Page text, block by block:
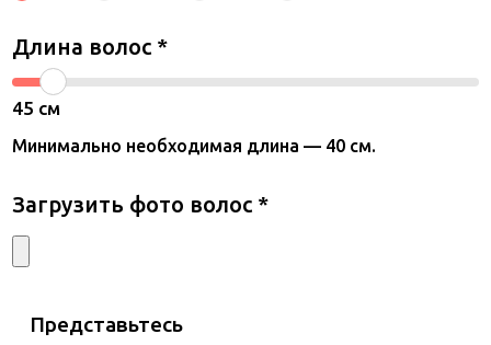
Длина волос *
45 см
Минимально необходимая длина — 40 см.
Загрузить фото волос *